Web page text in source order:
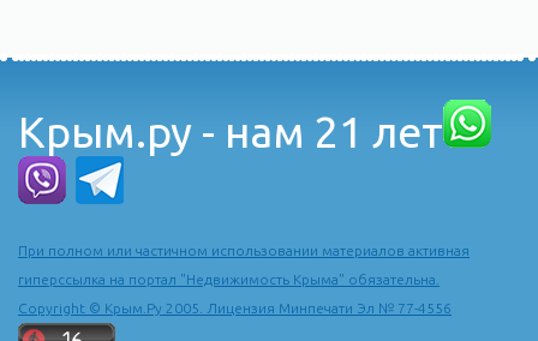
Крым.ру - нам 21 лет
При полном или частичном использовании материалов активная
гиперссылка на портал "Недвижимость Крыма" обязательна.
Copyright © Крым.Ру 2005. Лицензия Минпечати Эл № 77-4556